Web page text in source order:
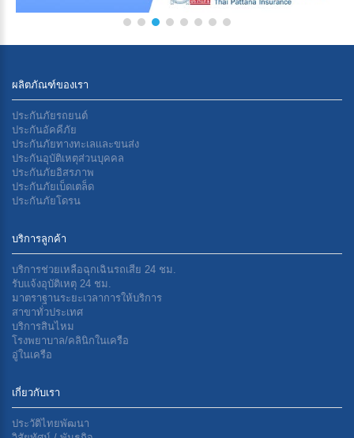
ผลิตภัณฑ์ของเรา
ประกันภัยรถยนต์
ประกันอัคคีภัย
ประกันภัยทางทะเลเเละขนส่ง
ประกันอุบัติเหตุส่วนบุคคล
ประกันภัยอิสรภาพ
ประกันภัยเบ็ดเตล็ด
ประกันภัยโดรน
บริการลูกค้า
บริการช่วยเหลือฉุกเฉินรถเสีย 24 ชม.
รับแจ้งอุบัติเหตุ 24 ชม.
มาตราฐานระยะเวลาการให้บริการ
สาขาทั่วประเทศ
บริการสินไหม
โรงพยาบาล/คลินิกในเครือ
อู่ในเครือ
เกี่ยวกับเรา
ประวัติไทยพัฒนา